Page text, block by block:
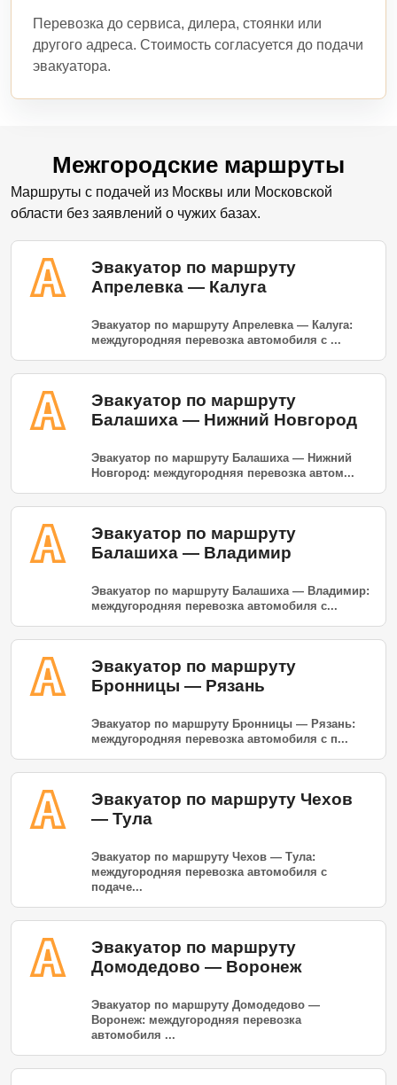
Перевозка до сервиса, дилера, стоянки или
другого адреса. Стоимость согласуется до подачи
эвакуатора.
Межгородские маршруты
Маршруты с подачей из Москвы или Московской
области без заявлений о чужих базах.
Эвакуатор по маршруту
Апрелевка — Калуга
Эвакуатор по маршруту Апрелевка — Калуга:
междугородняя перевозка автомобиля с ...
Эвакуатор по маршруту
Балашиха — Нижний Новгород
Эвакуатор по маршруту Балашиха — Нижний
Новгород: междугородняя перевозка автом...
Эвакуатор по маршруту
Балашиха — Владимир
Эвакуатор по маршруту Балашиха — Владимир:
междугородняя перевозка автомобиля с...
Эвакуатор по маршруту
Бронницы — Рязань
Эвакуатор по маршруту Бронницы — Рязань:
междугородняя перевозка автомобиля с п...
Эвакуатор по маршруту Чехов
— Тула
Эвакуатор по маршруту Чехов — Тула:
междугородняя перевозка автомобиля с
подаче...
Эвакуатор по маршруту
Домодедово — Воронеж
Эвакуатор по маршруту Домодедово —
Воронеж: междугородняя перевозка
автомобиля ...